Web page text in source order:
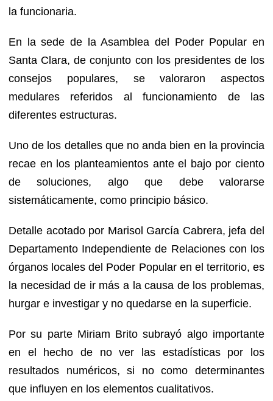
la funcionaria.
En la sede de la Asamblea del Poder Popular en
Santa Clara, de conjunto con los presidentes de los
consejos populares, se valoraron aspectos
medulares referidos al funcionamiento de las
diferentes estructuras.
Uno de los detalles que no anda bien en la provincia
recae en los planteamientos ante el bajo por ciento
de soluciones, algo que debe valorarse
sistemáticamente, como principio básico.
Detalle acotado por Marisol García Cabrera, jefa del
Departamento Independiente de Relaciones con los
órganos locales del Poder Popular en el territorio, es
la necesidad de ir más a la causa de los problemas,
hurgar e investigar y no quedarse en la superficie.
Por su parte Miriam Brito subrayó algo importante
en el hecho de no ver las estadísticas por los
resultados numéricos, si no como determinantes
que influyen en los elementos cualitativos.